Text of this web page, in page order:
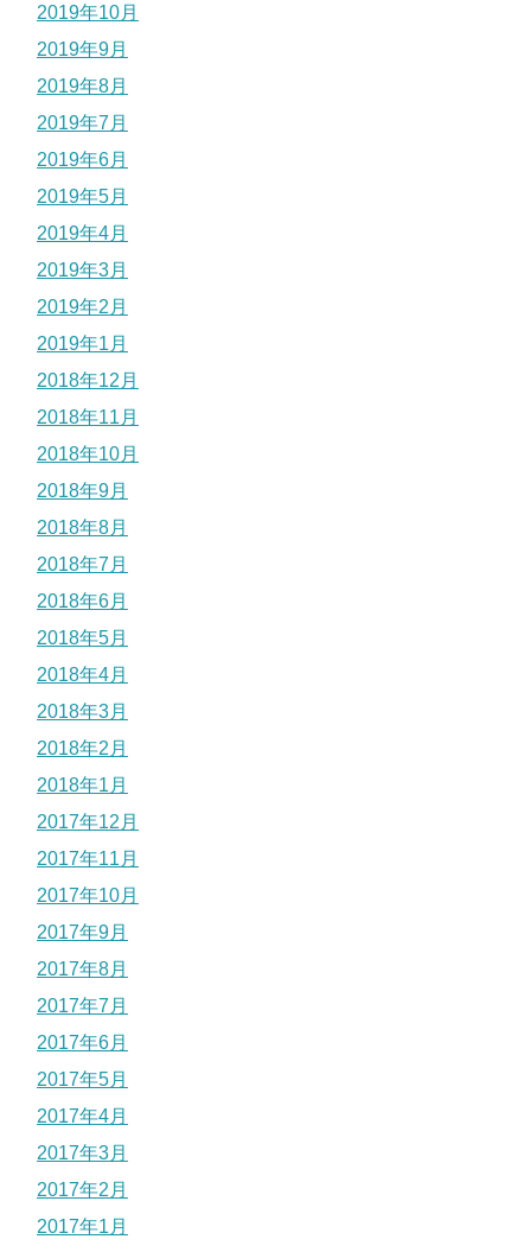
2019年10月
2019年9月
2019年8月
2019年7月
2019年6月
2019年5月
2019年4月
2019年3月
2019年2月
2019年1月
2018年12月
2018年11月
2018年10月
2018年9月
2018年8月
2018年7月
2018年6月
2018年5月
2018年4月
2018年3月
2018年2月
2018年1月
2017年12月
2017年11月
2017年10月
2017年9月
2017年8月
2017年7月
2017年6月
2017年5月
2017年4月
2017年3月
2017年2月
2017年1月